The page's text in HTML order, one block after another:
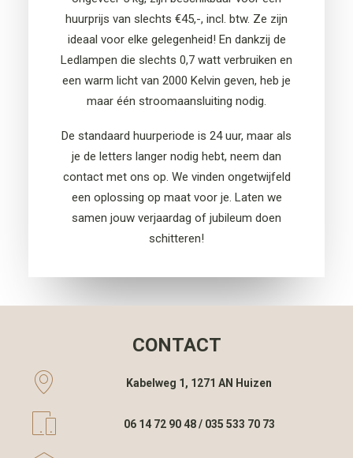
huurprijs van slechts €45,-, incl. btw. Ze zijn
ideaal voor elke gelegenheid! En dankzij de
Ledlampen die slechts 0,7 watt verbruiken en
een warm licht van 2000 Kelvin geven, heb je
maar één stroomaansluiting nodig.
De standaard huurperiode is 24 uur, maar als
je de letters langer nodig hebt, neem dan
contact met ons op. We vinden ongetwijfeld
een oplossing op maat voor je. Laten we
samen jouw verjaardag of jubileum doen
schitteren!
CONTACT
Kabelweg 1, 1271 AN Huizen
06 14 72 90 48 / 035 533 70 73